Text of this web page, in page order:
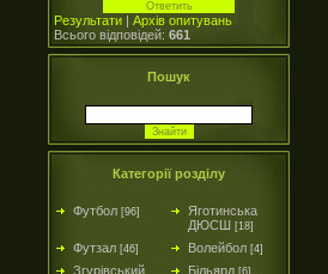
Результати | Архів опитувань
Всього відповідей: 661
Пошук
Категорії розділу
Футбол [96]
Яготинська
ДЮСШ [18]
Футзал [46] Волейбол [4]
Згурівський
Більярд [6]